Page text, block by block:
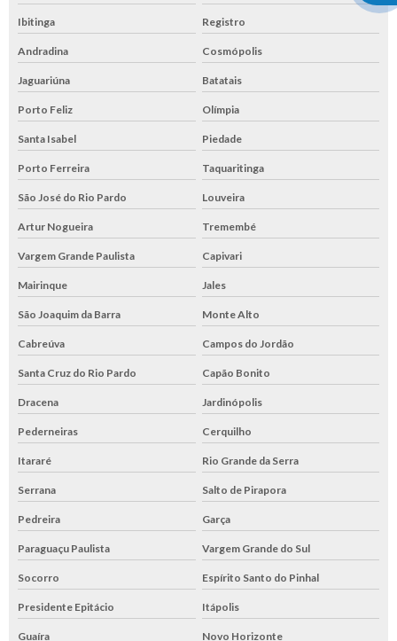
Ibitinga Registro
Andradina Cosmópolis
Jaguariúna Batatais
Porto Feliz Olímpia
Santa Isabel Piedade
Porto Ferreira Taquaritinga
São José do Rio Pardo Louveira
Artur Nogueira Tremembé
Vargem Grande Paulista Capivari
Mairinque Jales
São Joaquim da Barra Monte Alto
Cabreúva Campos do Jordão
Santa Cruz do Rio Pardo Capão Bonito
Dracena Jardinópolis
Pederneiras Cerquilho
Itararé Rio Grande da Serra
Serrana Salto de Pirapora
Pedreira Garça
Paraguaçu Paulista Vargem Grande do Sul
Socorro Espírito Santo do Pinhal
Presidente Epitácio Itápolis
Guaíra Novo Horizonte